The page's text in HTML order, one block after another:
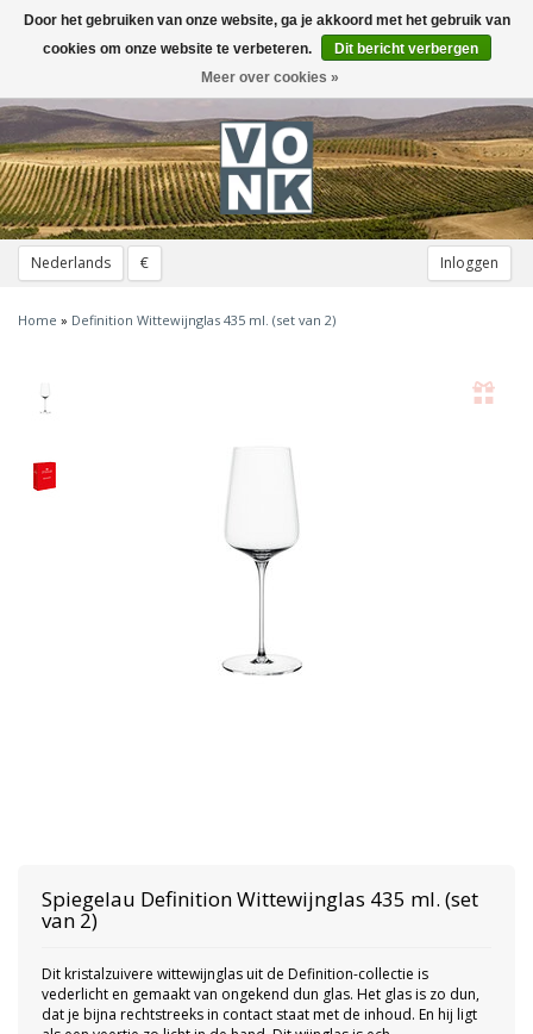
Nederlands € Inloggen
Toggle
navigation
Home » Definition Wittewijnglas 435 ml. (set van 2)
Spiegelau Definition Wittewijnglas 435 ml. (set
van 2)
Dit kristalzuivere wittewijnglas uit de Definition-collectie is
vederlicht en gemaakt van ongekend dun glas. Het glas is zo dun,
dat je bijna rechtstreeks in contact staat met de inhoud. En hij ligt
Door het gebruiken van onze website, ga je akkoord met het gebruik van
cookies om onze website te verbeteren.
Dit bericht verbergen
Meer over cookies »